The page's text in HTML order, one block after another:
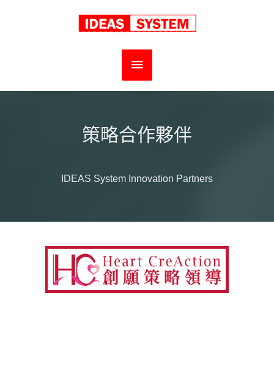
主
要
單
策略合作夥伴
IDEAS System Innovation Partners